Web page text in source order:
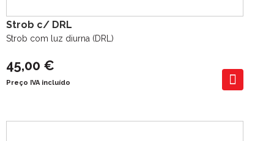
Strob c/ DRL
Strob com luz diurna (DRL)
45,00 €
Preço IVA incluído